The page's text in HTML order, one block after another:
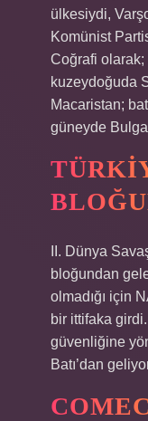
ülkesiydi,
Komünist
Coğrafi
kuzeydoğuda
Macaristan;
güneyde
II. Dünya
bloğundan
olmadığı için
bir ittifaka
güvenliğine
Batı’dan